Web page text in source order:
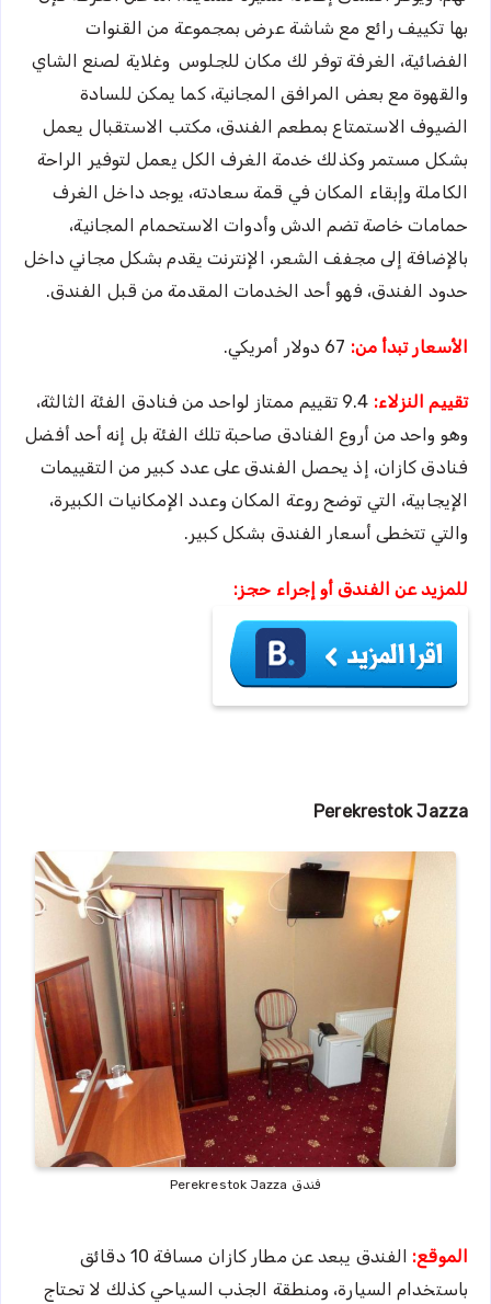
بها تكييف رائع مع شاشة عرض بمجموعة من القنوات
الفضائية، الغرفة توفر لك مكان للجلوس وغلاية لصنع الشاي
والقهوة مع بعض المرافق المجانية، كما يمكن للسادة
الضيوف الاستمتاع بمطعم الفندق، مكتب الاستقبال يعمل
بشكل مستمر وكذلك خدمة الغرف الكل يعمل لتوفير الراحة
الكاملة وإبقاء المكان في قمة سعادته، يوجد داخل الغرف
حمامات خاصة تضم الدش وأدوات الاستحمام المجانية،
بالإضافة إلى مجفف الشعر، الإنترنت يقدم بشكل مجاني داخل
حدود الفندق، فهو أحد الخدمات المقدمة من قبل الفندق.
الأسعار تبدأ من:
تقييم النزلاء:
9.4 تقييم ممتاز لواحد من فنادق الفئة الثالثة،
وهو واحد من أروع الفنادق صاحبة تلك الفئة بل إنه أحد أفضل
فنادق كازان، إذ يحصل الفندق على عدد كبير من التقييمات
الإيجابية، التي توضح روعة المكان وعدد الإمكانيات الكبيرة،
والتي تتخطى أسعار الفندق بشكل كبير.
للمزيد عن الفندق أو إجراء حجز:
Perekrestok Jazza
فندق Perekrestok Jazza
الموقع:
الفندق يبعد عن مطار كازان مسافة 10 دقائق
باستخدام السيارة، ومنطقة الجذب السياحي كذلك لا تحتاج